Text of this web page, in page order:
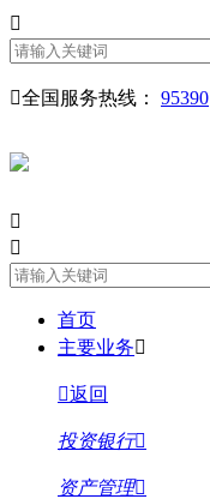
全国服务热线： 95390
首页
主要业务
返回
投资银行
资产管理